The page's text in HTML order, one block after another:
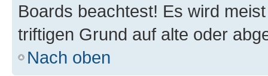
Boards beachtest! Es wird
triftigen Grund auf alte oder
Nach oben